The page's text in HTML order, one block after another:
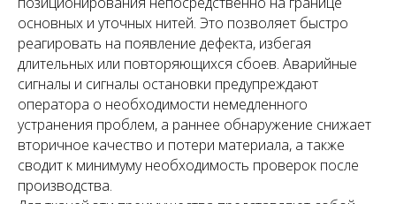
основных и уточных нитей. Это позволяет быстро
реагировать на появление дефекта, избегая
длительных или повторяющихся сбоев. Аварийные
сигналы и сигналы остановки предупреждают
оператора о необходимости немедленного
устранения проблем, а раннее обнаружение снижает
вторичное качество и потери материала, а также
сводит к минимуму необходимость проверок после
производства.